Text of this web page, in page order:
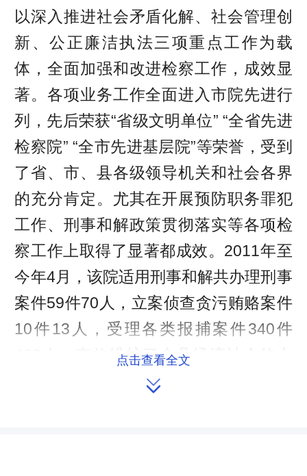
以深入推进社会矛盾化解、社会管理创
新、公正廉洁执法三项重点工作为载
体，全面加强和改进检察工作，成效显
著。各项业务工作全面进入市院先进行
列，先后荣获“省级文明单位” “全省先进
检察院” “全市先进基层院”等荣誉，受到
了省、市、县各级领导机关和社会各界
的充分肯定。尤其在开展预防职务罪犯
工作、刑事和解政策贯彻落实等各项检
察工作上取得了显著都成效。2011年至
今年4月，该院适用刑事和解共办理刑事
案件59件70人，立案侦查贪污贿赂案件
10件13人，受理各类报捕案件340件
482人，有效维护了全县经济社会的大
局稳定和人民群众都生命财产安全。
点击查看全文
